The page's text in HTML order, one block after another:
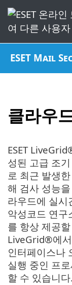
ESET Mail
클라우
ESET
성된 고급 조
로 최근 발생
해 검사 성능
라우드에 실시
악성코드 연구
를 항상 제공
LiveGrid®에
인터페이스나
실행 중인 프
할 수 있습니다.